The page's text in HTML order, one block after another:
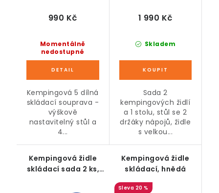
Momentálně
nedostupné
990 Kč
Kempingová 5 dílná
skládací souprava -
výškově
nastavitelný stůl a
4...
Skladem
1 990 Kč
Sada 2
kempingových židlí
a 1 stolu, stůl se 2
držáky nápojů, židle
s velkou...
Kempingová židle
skládací sada 2 ks,
Kempingová židle
skládací, hnědá
20 %